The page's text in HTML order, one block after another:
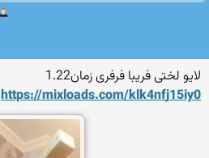
لایو لختی فریبا فرفری زمان1.22
https://mixloads.com/klk4nfj15iy0